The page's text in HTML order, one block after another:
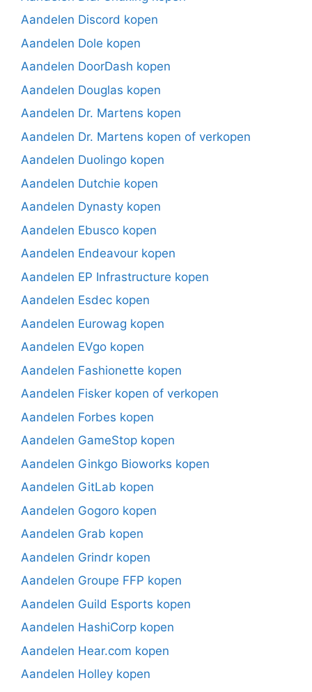
Aandelen Discord kopen
Aandelen Dole kopen
Aandelen DoorDash kopen
Aandelen Douglas kopen
Aandelen Dr. Martens kopen
Aandelen Dr. Martens kopen of verkopen
Aandelen Duolingo kopen
Aandelen Dutchie kopen
Aandelen Dynasty kopen
Aandelen Ebusco kopen
Aandelen Endeavour kopen
Aandelen EP Infrastructure kopen
Aandelen Esdec kopen
Aandelen Eurowag kopen
Aandelen EVgo kopen
Aandelen Fashionette kopen
Aandelen Fisker kopen of verkopen
Aandelen Forbes kopen
Aandelen GameStop kopen
Aandelen Ginkgo Bioworks kopen
Aandelen GitLab kopen
Aandelen Gogoro kopen
Aandelen Grab kopen
Aandelen Grindr kopen
Aandelen Groupe FFP kopen
Aandelen Guild Esports kopen
Aandelen HashiCorp kopen
Aandelen Hear.com kopen
Aandelen Holley kopen